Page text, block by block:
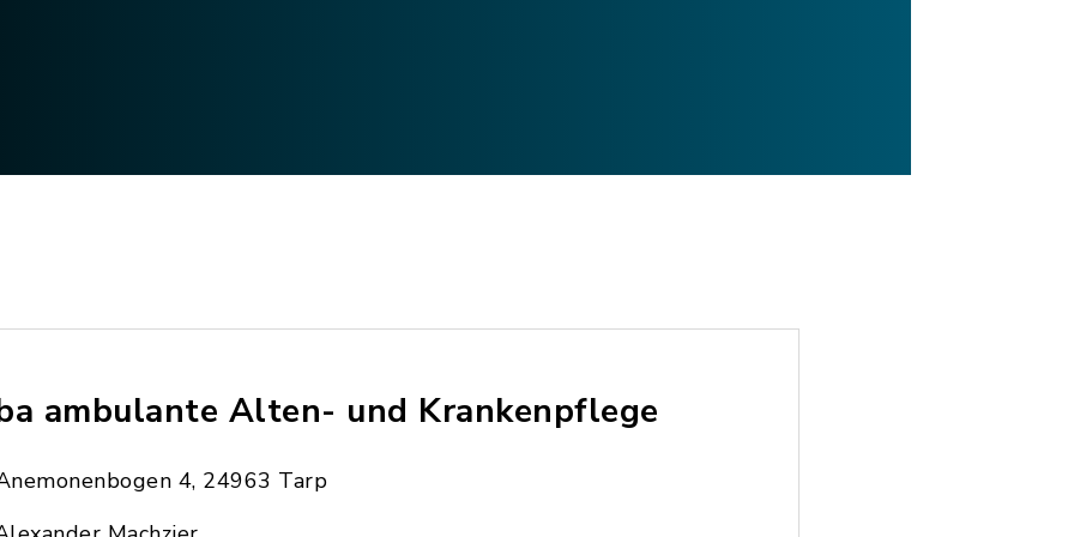
ambulante Alten- und Krankenpflege
4, 24963 Tarp